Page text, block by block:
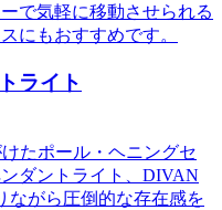
で気軽に移動させられる
にもおすすめです。
ライト
たポール・ヘニングセ
ダントライト、DIVAN
ながら圧倒的な存在感を